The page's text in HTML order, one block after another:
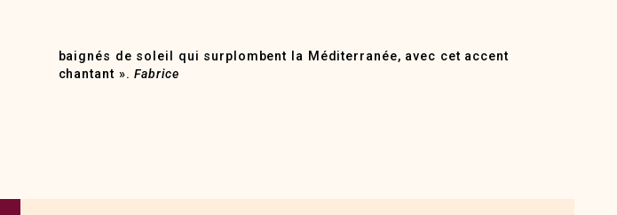
chantant ».Fabrice